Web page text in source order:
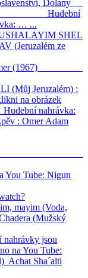
Dolany
… ...
SHEL
(Jeruzalém ze
(1967)
(Můj Jeruzalém) :
na obrázek
nahrávka:
: Omer Adam
Hilsden
You Tube: Nigun
mayim (Voda,
(Mužský
nahrávky jsou
na You Tube:
Achat Sha´alti